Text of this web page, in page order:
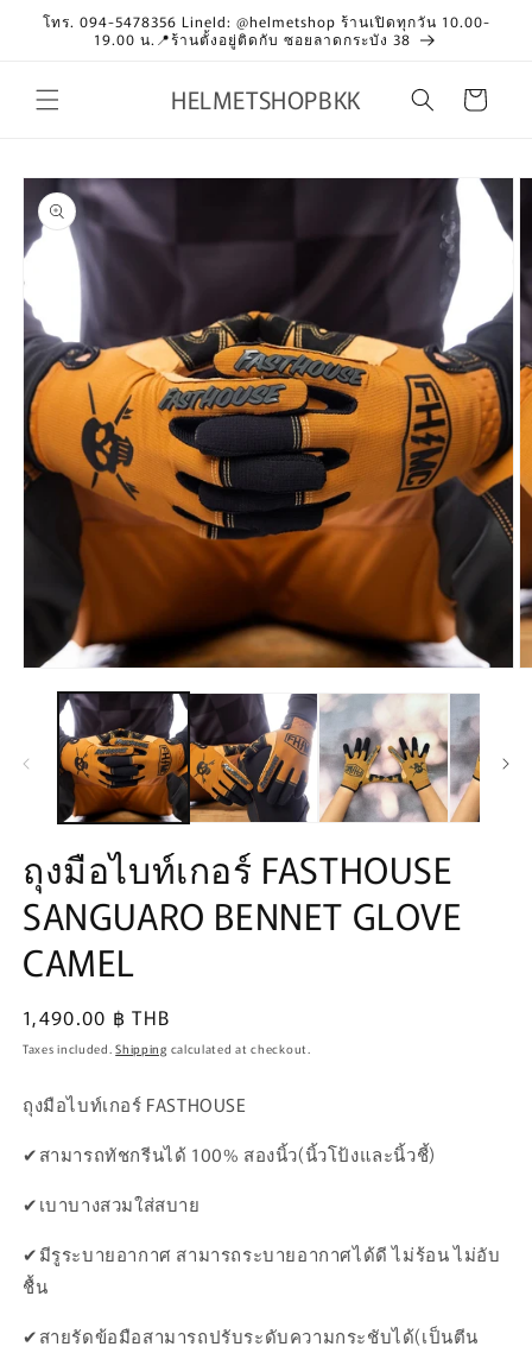
Skip to
content
โทร. 094-5478356 LineId: @helmetshop ร้านเปิดทุกวัน 10.00-
19.00 น.📍ร้านตั้งอยู่ติดกับ ซอยลาดกระบัง 38
HELMETSHOPBKK Cart
Skip to
product
information
media
modal
ถุงมือไบท์เกอร์ FASTHOUSE
SANGUARO BENNET GLOVE
CAMEL
Regular
price
1,490.00 ฿ THB
Taxes included.Shipping calculated at checkout.
ถุงมือไบท์เกอร์ FASTHOUSE
✔สามารถทัชกรีนได้ 100% สองนิ้ว(นิ้วโป้งและนิ้วชี้)
✔เบาบางสวมใส่สบาย
✔มีรูระบายอากาศ สามารถระบายอากาศได้ดี ไม่ร้อน ไม่อับ
ชื้น
✔สายรัดข้อมือสามารถปรับระดับความกระชับได้(เป็นตีน